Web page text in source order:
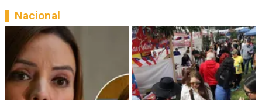
Nacional